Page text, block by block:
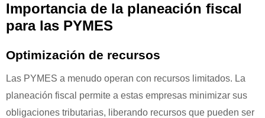
Importancia de la planeación fiscal
para las PYMES
Optimización de recursos
Las PYMES a menudo operan con recursos limitados. La
planeación fiscal permite a estas empresas minimizar sus
obligaciones tributarias, liberando recursos que pueden ser